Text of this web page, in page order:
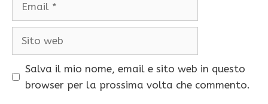
Salva il mio nome, email e sito web in questo
browser per la prossima volta che commento.